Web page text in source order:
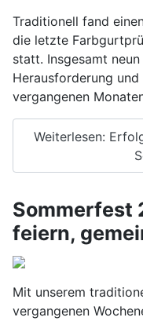
Traditionell fand
die letzte
statt. Insgesamt
Herausforderung
vergangenen
Weiterlesen:
Sommerfest
feiern,
Mit unserem
vergangenen